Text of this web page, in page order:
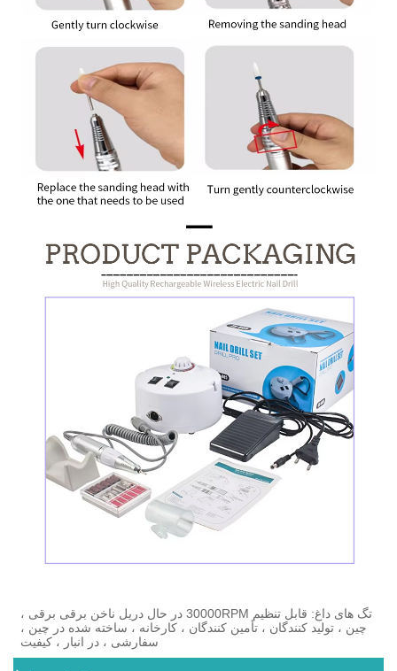
تگ های داغ: قابل تنظیم 30000RPM در حال دریل ناخن برقی برقی ،
چین ، تولید کنندگان ، تأمین کنندگان ، کارخانه ، ساخته شده در چین ،
سفارشی ، در انبار ، کیفیت